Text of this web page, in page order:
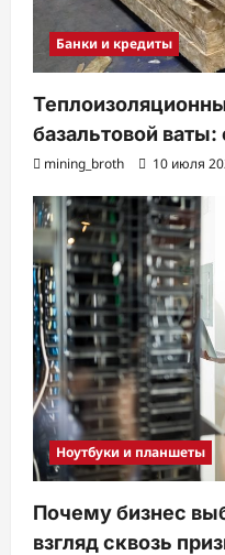
Банки и кредиты
базальтовой
mining_broth 10 июля
Ноутбуки и планшеты
Почему бизнес
взгляд сквозь